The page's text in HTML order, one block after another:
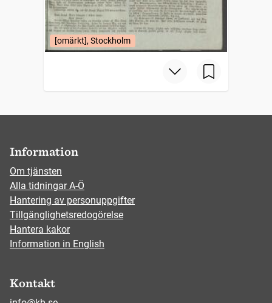
[omärkt], Stockholm
Information
Om tjänsten
Alla tidningar A-Ö
Hantering av personuppgifter
Tillgänglighetsredogörelse
Hantera kakor
Information in English
Kontakt